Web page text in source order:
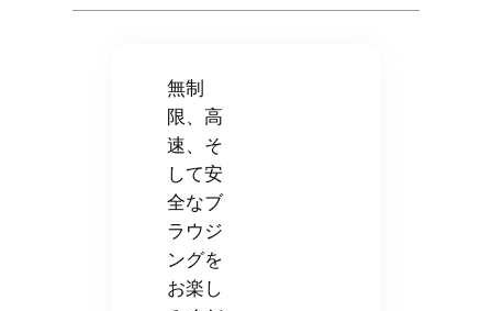
無制
限、高
速、そ
して安
全なブ
ラウジ
ングを
お楽し